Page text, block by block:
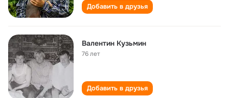
Добавить в друзья
Валентин Кузьмин
76 лет
Добавить в друзья